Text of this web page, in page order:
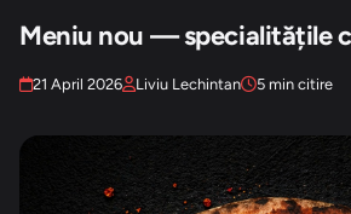
Meniu nou — specialitățile
21 April 2026 Liviu Lechintan 5 min citire